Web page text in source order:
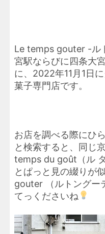
Le temps gouter -ル
宮駅ならびに四条大
に、2022年11月1日
菓子専門店です。
お店を調べる際にひ
と検索すると、同じ
temps du goût（ル
とぱっと見の綴りが
gouter （ルトングー
てっくださいね